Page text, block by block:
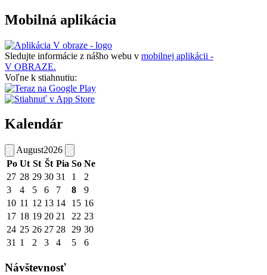
Mobilná aplikácia
Sledujte informácie z nášho webu v mobilnej aplikácii -
V OBRAZE.
Voľne k stiahnutiu:
Kalendár
August2026
Po Ut St Št Pia So Ne
27 28 29 30 31 1
2
3
4 5 6 7 8
9
10 11 12 13 14 15 16
17 18 19 20 21 22 23
24 25 26 27 28 29 30
31 1 2 3 4 5 6
Návštevnosť